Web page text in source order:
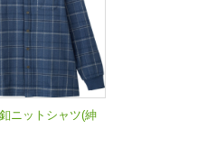
ニットシャツ(紳